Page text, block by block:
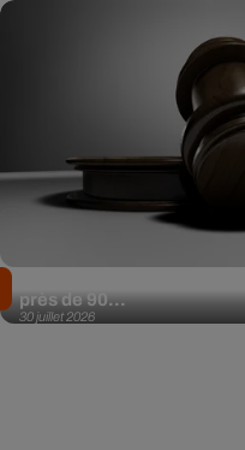
30 juillet 2026
près de 90...